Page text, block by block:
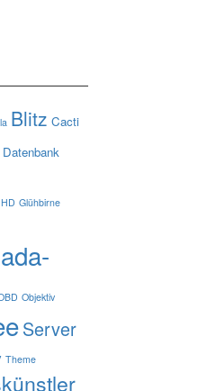
Blitz Cacti
Datenbank
Glühbirne
Objektiv
Server
Theme